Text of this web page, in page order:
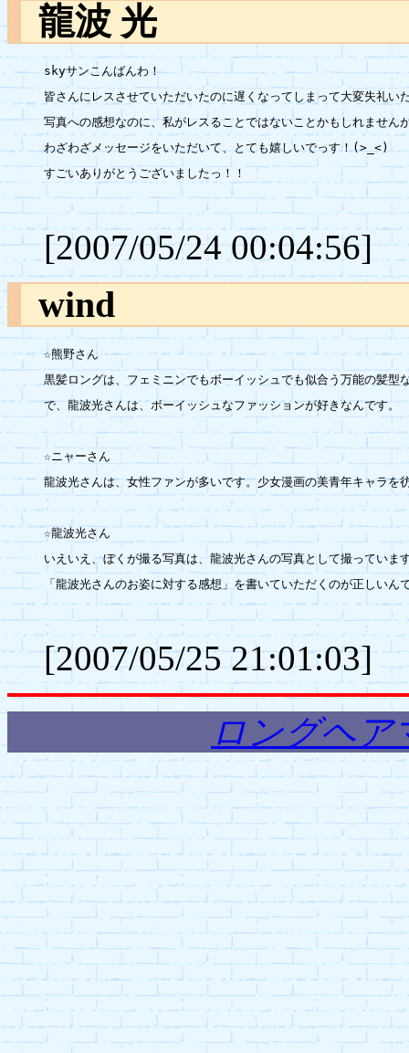
龍波 光
skyサンこんばんわ！
皆さんにレスさせていただいたのに遅くなってしまって大変失礼い
写真への感想なのに、私がレスることではないことかもしれません
わざわざメッセージをいただいて、とても嬉しいでっす！(>_<)
すごいありがとうございましたっ！！
[2007/05/24 00:04:56]
wind
☆熊野さん
黒髪ロングは、フェミニンでもボーイッシュでも似合う万能の髪型
で、龍波光さんは、ボーイッシュなファッションが好きなんです。
☆ニャーさん
龍波光さんは、女性ファンが多いです。少女漫画の美青年キャラを
☆龍波光さん
いえいえ、ぼくが撮る写真は、龍波光さんの写真として撮っていま
「龍波光さんのお姿に対する感想」を書いていただくのが正しいん
[2007/05/25 21:01:03]
ロングヘア